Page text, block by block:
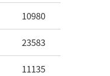
10980
23583
11135